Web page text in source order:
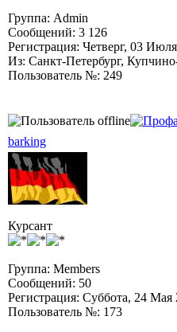
Группа: Admin
Сообщений: 3 126
Регистрация: Четверг, 03
Из: Санкт-Петербург,
Пользователь №: 249
barking
Курсант
Группа: Members
Сообщений: 50
Регистрация: Суббота, 24 Мая
Пользователь №: 173